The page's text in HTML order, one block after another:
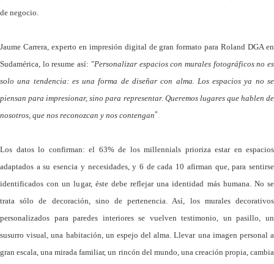
de negocio.
Jaume Carrera, experto en impresión digital de gran formato para Roland DGA en
Sudamérica, lo resume así: "Personalizar espacios con murales fotográficos no es
solo una tendencia: es una forma de diseñar con alma. Los espacios ya no se
piensan para impresionar, sino para representar. Queremos lugares que hablen de
nosotros, que nos reconozcan y nos contengan".
Los datos lo confirman: el 63% de los millennials prioriza estar en espacios
adaptados a su esencia y necesidades, y 6 de cada 10 afirman que, para sentirse
identificados con un lugar, éste debe reflejar una identidad más humana. No se
trata sólo de decoración, sino de pertenencia. Así, los murales decorativos
personalizados para paredes interiores se vuelven testimonio, un pasillo, un
susurro visual, una habitación, un espejo del alma. Llevar una imagen personal a
gran escala, una mirada familiar, un rincón del mundo, una creación propia, cambia